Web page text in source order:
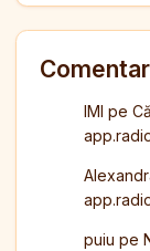
IMI pe
puiu pe